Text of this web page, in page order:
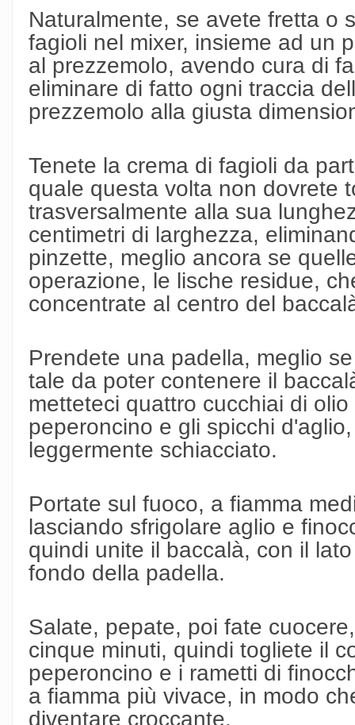
Naturalmente, se avete fretta o
fagioli nel mixer, insieme ad un
al prezzemolo, avendo cura di
eliminare di fatto ogni traccia
prezzemolo alla giusta
Tenete la crema di fagioli da
quale questa volta non dovrete
trasversalmente alla sua
centimetri di larghezza,
pinzette, meglio ancora se
operazione, le lische residue,
concentrate al centro del
Prendete una padella, meglio
tale da poter contenere il
metteteci quattro cucchiai di
peperoncino e gli spicchi
leggermente schiacciato.
Portate sul fuoco, a fiamma
lasciando sfrigolare aglio e
quindi unite il baccalà, con il
fondo della padella.
Salate, pepate, poi fate
cinque minuti, quindi togliete il
peperoncino e i rametti di
a fiamma più vivace, in modo
diventare croccante.